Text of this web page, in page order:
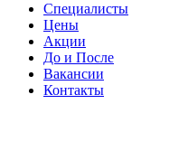
Специалисты
Цены
Акции
До и После
Вакансии
Контакты